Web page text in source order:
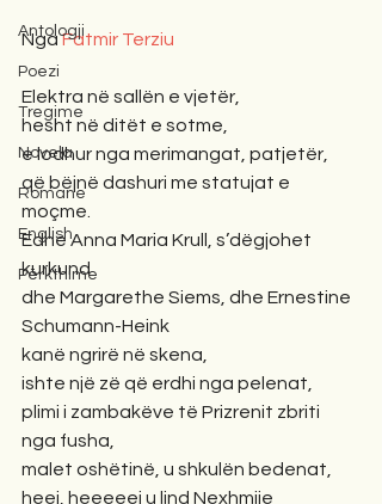
Antologji
Poezi
Tregime
Novela
Romane
English
Përkthime
Nga Fatmir Terziu
Elektra në sallën e vjetër,
hesht në ditët e sotme,
e lodhur nga merimangat, patjetër,
që bëjnë dashuri me statujat e
moçme.
Edhe Anna Maria Krull, s’dëgjohet
kurkund
dhe Margarethe Siems, dhe Ernestine
Schumann-Heink
kanë ngrirë në skena,
ishte një zë që erdhi nga pelenat,
plimi i zambakëve të Prizrenit zbriti
nga fusha,
malet oshëtinë, u shkulën bedenat,
heej, heeeeej u lind Nexhmije